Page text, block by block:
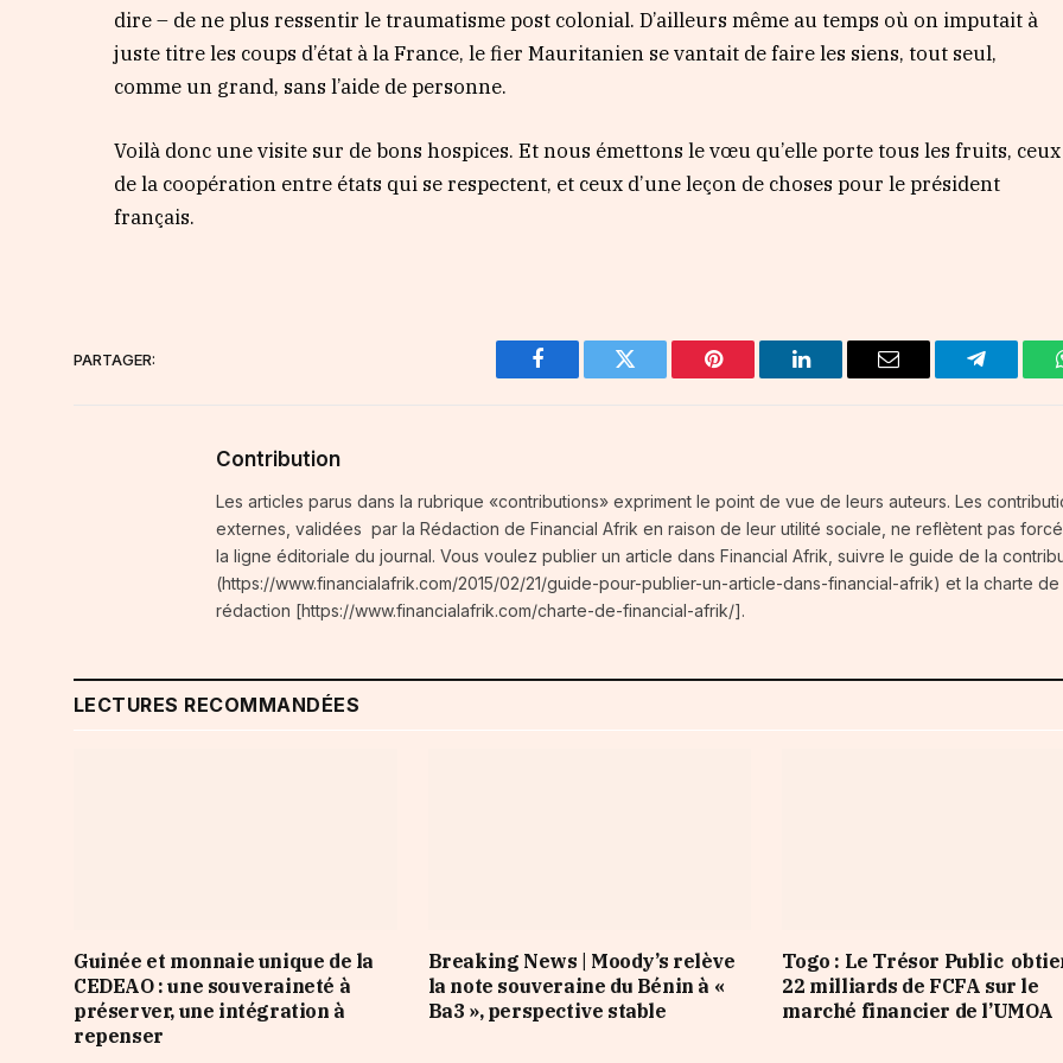
dire – de ne plus ressentir le traumatisme post colonial. D’ailleurs même au temps où on imputait à
juste titre les coups d’état à la France, le fier Mauritanien se vantait de faire les siens, tout seul,
comme un grand, sans l’aide de personne.
Voilà donc une visite sur de bons hospices. Et nous émettons le vœu qu’elle porte tous les fruits, ceux
de la coopération entre états qui se respectent, et ceux d’une leçon de choses pour le président
français.
PARTAGER:
Facebook Twitter Pinterest LinkedIn Email Telegram
Contribution
Les articles parus dans la rubrique «contributions» expriment le point de vue de leurs auteurs. Les
externes, validées par la Rédaction de Financial Afrik en raison de leur utilité sociale, ne reflètent pas
la ligne éditoriale du journal. Vous voulez publier un article dans Financial Afrik, suivre le guide de la
(https://www.financialafrik.com/2015/02/21/guide-pour-publier-un-article-dans-financial-afrik) et la charte de
rédaction [https://www.financialafrik.com/charte-de-financial-afrik/].
LECTURES RECOMMANDÉES
Guinée et monnaie unique de la
CEDEAO : une souveraineté à
préserver, une intégration à
repenser
Breaking News | Moody’s relève
la note souveraine du Bénin à «
Ba3 », perspective stable
Togo : Le Trésor Public
22 milliards de FCFA sur le
marché financier de l’UMOA